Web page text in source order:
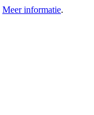
Meer informatie.